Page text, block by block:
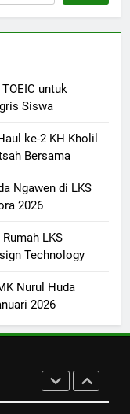
untuk
Siswa
ke-2 KH Kholil
Bersama
Ngawen di LKS
2026
LKS
Technology
Nurul Huda
2026
Ngawen Awali
Nurul Huda
dengan
Ngawen Gelar
Tingkatkan
Inggris
2 KH Kholil
Melalui